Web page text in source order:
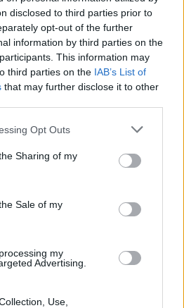
disclosed to third parties prior to
opt-out of the further
information by third parties on the
This information may
third parties on the IAB’s List of
that may further disclose it to other
app uses one or more Google
usage behaviour. You may click to
and its third-party tags to
purposes in below Google
Opt Outs
Sharing of my
Sale of my
my
Advertising.
Use,
nem
– legfeljebb
amíg újra le
rád.
és felfogják ahhoz
érezniük magukat, és
Ez pedig a
mert kényelmesebb nem
érezni.